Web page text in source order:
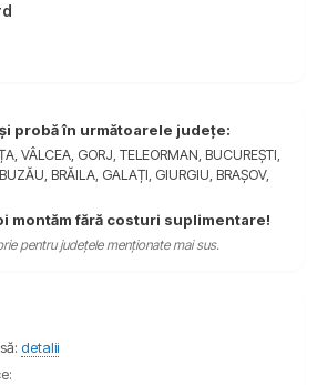
probă în următoarele județe:
VÂLCEA, GORJ, TELEORMAN, BUCUREȘTI,
BRĂILA, GALAȚI, GIURGIU, BRAȘOV,
montăm fără costuri suplimentare!
pentru județele menționate mai sus.
detalii